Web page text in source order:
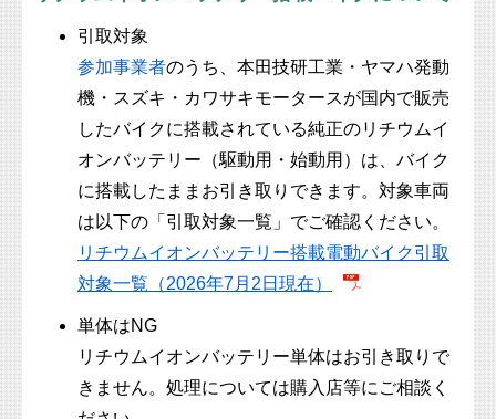
引取対象
参加事業者のうち、本田技研工業・ヤマハ発動
機・スズキ・カワサキモータースが国内で販売
したバイクに搭載されている純正のリチウムイ
オンバッテリー（駆動用・始動用）は、バイク
に搭載したままお引き取りできます。対象車両
は以下の「引取対象一覧」でご確認ください。
リチウムイオンバッテリー搭載電動バイク引取
対象一覧（2026年7月2日現在）
単体はNG
リチウムイオンバッテリー単体はお引き取りで
きません。処理については購入店等にご相談く